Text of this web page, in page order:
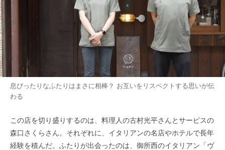
息ぴったりなふたりはまさに相棒？ お互いをリスペクトする思いが伝
わる
この店を切り盛りするのは、料理人の古村光平さんとサービスの
森口さくらさん。それぞれに、イタリアンの名店やホテルで長年
経験を積んだ。ふたりが出会ったのは、御所西のイタリアン「ヴ